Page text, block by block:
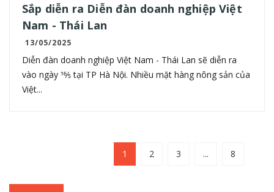
Sắp diễn ra Diễn đàn doanh nghiệp Việt
Nam - Thái Lan
13/05/2025
Diễn đàn doanh nghiệp Việt Nam - Thái Lan sẽ diễn ra
vào ngày 16⁄5 tại TP Hà Nội. Nhiều mặt hàng nông sản của
Việt...
1 2 3 ... 8